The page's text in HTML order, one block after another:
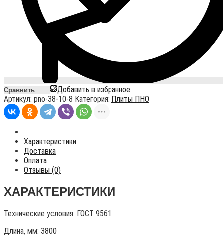
Сравнить
Добавить в избранное
Артикул: pno-38-10-8 Категория: Плиты ПНО
Характеристики
Доставка
Оплата
Отзывы (0)
ХАРАКТЕРИСТИКИ
Технические условия: ГОСТ 9561
Длина, мм: 3800